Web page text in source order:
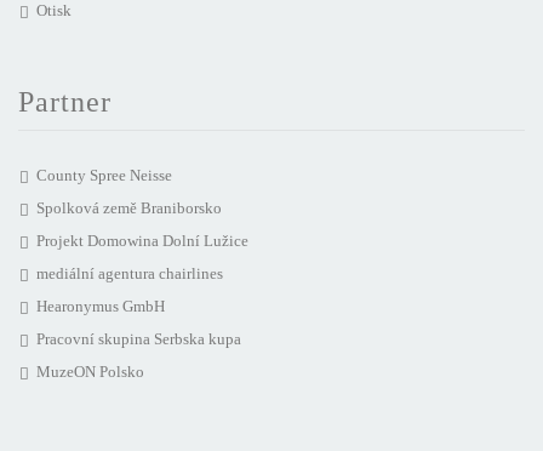
Otisk
Partner
County Spree Neisse
Spolková země Braniborsko
Projekt Domowina Dolní Lužice
mediální agentura chairlines
Hearonymus GmbH
Pracovní skupina Serbska kupa
MuzeON Polsko